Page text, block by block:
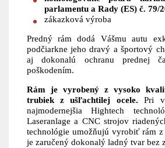
parlamentu a Rady (ES) č. 79/
zákazková výroba
Predný rám dodá Vášmu autu
podčiarkne jeho dravý a športový
aj dokonalú ochranu prednej
poškodením.
Rám je vyrobený z vysoko
trubiek z ušľachtilej ocele. Pri
najmodernejšia Hightech
Laseranlage a CNC strojov
technológie umožňujú vyrobiť rám
je zaručený dokonalý ladný tvar bez